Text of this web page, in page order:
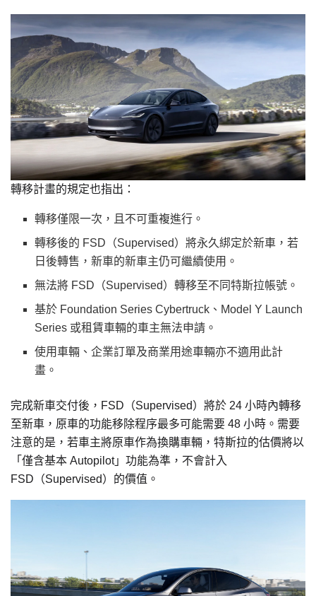
轉移計畫的規定也指出：
轉移僅限一次，且不可重複進行。
轉移後的 FSD（Supervised）將永久綁定於新車，若
日後轉售，新車的新車主仍可繼續使用。
無法將 FSD（Supervised）轉移至不同特斯拉帳號。
基於 Foundation Series Cybertruck、Model Y Launch
Series 或租賃車輛的車主無法申請。
使用車輛、企業訂單及商業用途車輛亦不適用此計
畫。
完成新車交付後，FSD（Supervised）將於 24 小時內轉移
至新車，原車的功能移除程序最多可能需要 48 小時。需要
注意的是，若車主將原車作為換購車輛，特斯拉的估價將以
「僅含基本 Autopilot」功能為準，不會計入
FSD（Supervised）的價值。